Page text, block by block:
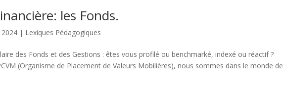
les Fonds.
| Lexiques Pédagogiques
des Fonds et des Gestions : êtes vous profilé ou benchmarké, indexé ou réactif ?
(Organisme de Placement de Valeurs Mobilières), nous sommes dans le monde de